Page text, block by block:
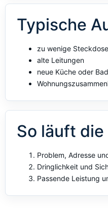
Typische
zu wenige
alte Leitungen
neue Küche oder Bad
So läuft
Problem, Adresse
Dringlichkeit und
Passende Leistung